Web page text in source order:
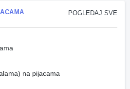
POGLEDAJ SVE
na pijacama